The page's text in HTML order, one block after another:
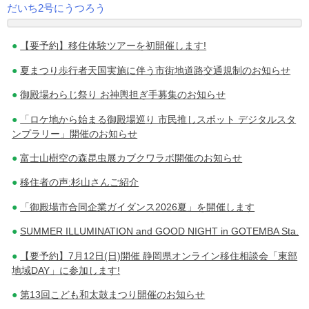
投
稿
ナ
ビ
ゲ
シ
ョ
ン
だいち2号にうつろう
【要予約】移住体験ツアーを初開催します!
夏まつり歩行者天国実施に伴う市街地道路交通規制のお知らせ
御殿場わらじ祭り お神輿担ぎ手募集のお知らせ
「ロケ地から始まる御殿場巡り 市民推しスポット デジタルスタ
ンプラリー」開催のお知らせ
富士山樹空の森昆虫展カブクワラボ開催のお知らせ
移住者の声:杉山さんご紹介
「御殿場市合同企業ガイダンス2026夏」を開催します
SUMMER ILLUMINATION and GOOD NIGHT in GOTEMBA Sta.
【要予約】7月12日(日)開催 静岡県オンライン移住相談会「東部
地域DAY」に参加します!
第13回こども和太鼓まつり開催のお知らせ